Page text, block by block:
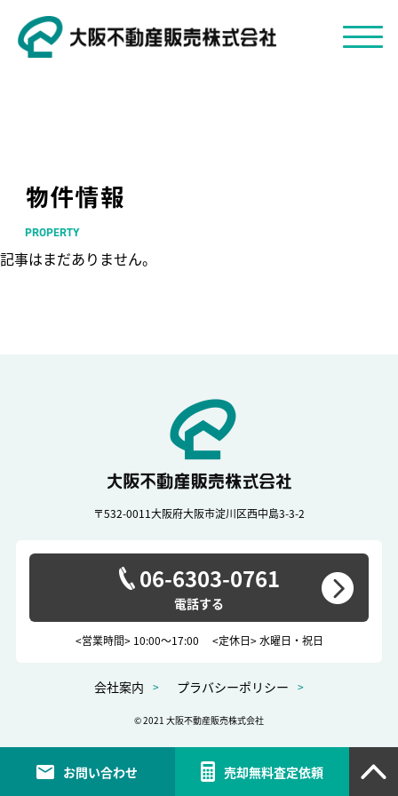
お問い合わせ 売却無料査定依頼
物件情報
PROPERTY
記事はまだありません。
〒532-0011大阪府大阪市淀川区西中島3-3-2
06-6303-0761
<営業時間> 10:00～17:00 <定休日> 水曜日・祝日
会社案内 プラバシーポリシー
© 2021 大阪不動産販売株式会社